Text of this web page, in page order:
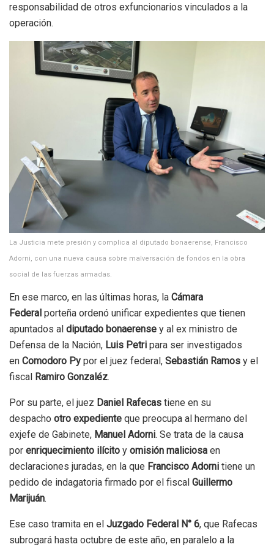
responsabilidad de otros exfuncionarios vinculados a la
operación.
La Justicia mete presión y complica al diputado bonaerense, Francisco
Adorni, con una nueva causa sobre malversación de fondos en la obra
social de las fuerzas armadas.
En ese marco, en las últimas horas, la Cámara
Federal porteña ordenó unificar expedientes que tienen
apuntados al diputado bonaerense y al ex ministro de
Defensa de la Nación, Luis Petri para ser investigados
en Comodoro Py por el juez federal, Sebastián Ramos y el
fiscal Ramiro Gonzaléz.
Por su parte, el juez Daniel Rafecas tiene en su
despacho otro expediente que preocupa al hermano del
exjefe de Gabinete, Manuel Adorni. Se trata de la causa
por enriquecimiento ilícito y omisión maliciosa en
declaraciones juradas, en la que Francisco Adorni tiene un
pedido de indagatoria firmado por el fiscal Guillermo
Marijuán.
Ese caso tramita en el Juzgado Federal N° 6, que Rafecas
subrogará hasta octubre de este año, en paralelo a la